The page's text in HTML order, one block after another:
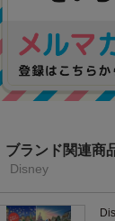
ブランド関連商
Disney